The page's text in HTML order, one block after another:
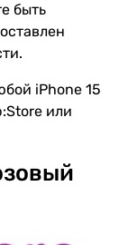
быть
iPhone 15
или